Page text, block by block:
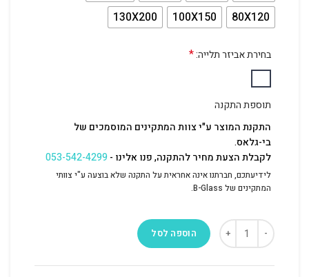
80X120
100X150
130X200
בחירת אביזר תלייה:*
תוספת התקנה
התקנת המוצר ע"י צוות המתקינים המוסמכים של
בי-גלאס.
לקבלת הצעת מחיר להתקנה, פנו אלינו -053-542-4299
לידיעתכם, חברתנו אינה אחראית על התקנה שלא בוצעה ע"י צוותי
המתקינים של B-Glass.
הוספה לסל